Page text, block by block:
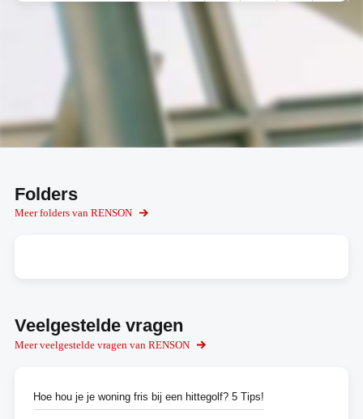
Folders
Meer folders van RENSON
Veelgestelde vragen
Meer veelgestelde vragen van RENSON
Hoe hou je je woning fris bij een hittegolf? 5 Tips!